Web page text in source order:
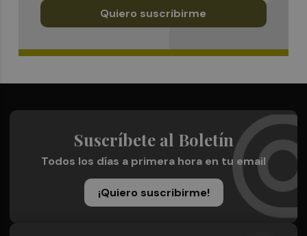
Quiero suscribirme
Suscríbete al Boletín
Todos los días a primera hora en tu email
¡Quiero suscribirme!